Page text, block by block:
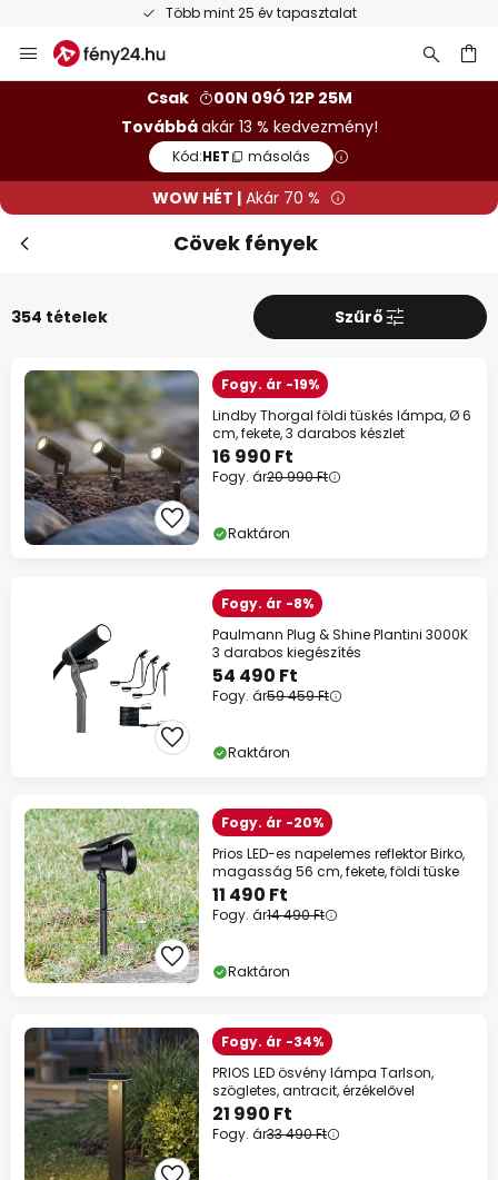
Ingyenes visszaküldés 50 napon belül
Ugrás
a
Csak
00N 09Ó 12P 23M
Továbbáakár 13 % kedvezmény!
Kód:HET másolás
WOW HÉT | Akár 70 %
Cövek fények
354 tételek Szűrő
Fogy. ár -19%
Lindby Thorgal földi tüskés lámpa, Ø 6
cm, fekete, 3 darabos készlet
16 990 Ft
Fogy. ár20 990 Ft
Raktáron
Fogy. ár -8%
Paulmann Plug & Shine Plantini 3000K
3 darabos kiegészítés
54 490 Ft
Fogy. ár59 459 Ft
Raktáron
Fogy. ár -20%
Prios LED-es napelemes reflektor Birko,
magasság 56 cm, fekete, földi tüske
11 490 Ft
Fogy. ár14 490 Ft
Raktáron
Fogy. ár -34%
PRIOS LED ösvény lámpa Tarlson,
szögletes, antracit, érzékelővel
21 990 Ft
Fogy. ár33 490 Ft
10%39 990 Ft felett
13%59 990 Ft felett
szinte mindenre*
Kód: HET másolás
Spórolj most
*Mentes gyartok